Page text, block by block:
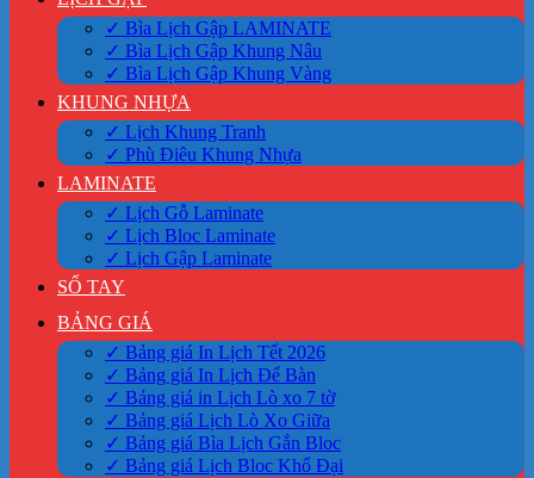
✓ Bìa Lịch Gập LAMINATE
✓ Bìa Lịch Gập Khung Nâu
✓ Bìa Lịch Gập Khung Vàng
KHUNG NHỰA
✓ Lịch Khung Tranh
✓ Phù Điêu Khung Nhựa
LAMINATE
✓ Lịch Gỗ Laminate
✓ Lịch Bloc Laminate
✓ Lịch Gập Laminate
SỔ TAY
BẢNG GIÁ
✓ Bảng giá In Lịch Tết 2026
✓ Bảng giá In Lịch Để Bàn
✓ Bảng giá in Lịch Lò xo 7 tờ
✓ Bảng giá Lịch Lò Xo Giữa
✓ Bảng giá Bìa Lịch Gắn Bloc
✓ Bảng giá Lịch Bloc Khổ Đại